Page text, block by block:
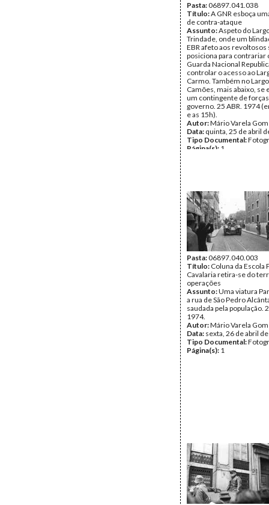
Pasta:06897.041.038
Título:A GNR esboça
de contra-ataque
Assunto:Aspeto do
Trindade, onde um
EBR afeto aos revoltosos
posiciona para contrariar
Guarda Nacional
controlar o acesso ao
Carmo. Também no
Camões, mais abaixo, se
um contingente de
governo. 25 ABR. 1974
e as 15h).
Autor:Mário Varela
Data: quinta, 25 de abril
Tipo Documental:
Página(s): 1
Pasta:06897.040.003
Título: Coluna da Escola
Cavalaria retira-se do
operações
Assunto:Uma viatura
a rua de São Pedro
saudada pela população.
1974.
Autor:Mário Varela
Data: sexta, 26 de abril
Tipo Documental:
Página(s): 1